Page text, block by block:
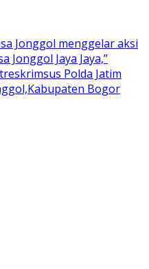
Jonggol menggelar aksi
Jaya Jaya,”
Polda Jatim
Bogor